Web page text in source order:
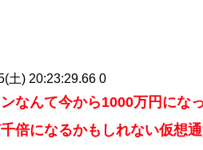
土) 20:23:29.66 0
なんて今から1000万円にな
倍になるかもしれない仮想